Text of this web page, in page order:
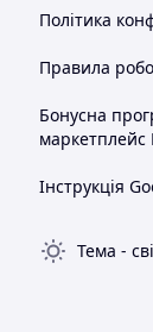
Політика
Правила
Бонусна
маркетплейс
Інструкція
Тема -